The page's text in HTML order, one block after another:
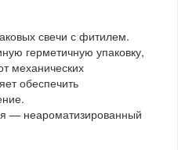
свечи с фитилем.
герметичную упаковку,
механических
обеспечить
— неароматизированный